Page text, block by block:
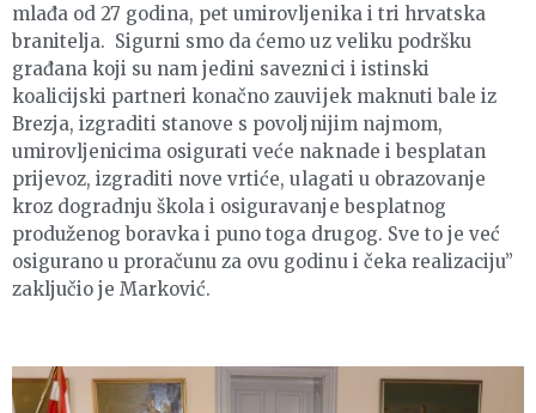
mlađa od 27 godina, pet umirovljenika i tri hrvatska
branitelja. Sigurni smo da ćemo uz veliku podršku
građana koji su nam jedini saveznici i istinski
koalicijski partneri konačno zauvijek maknuti bale iz
Brezja, izgraditi stanove s povoljnijim najmom,
umirovljenicima osigurati veće naknade i besplatan
prijevoz, izgraditi nove vrtiće, ulagati u obrazovanje
kroz dogradnju škola i osiguravanje besplatnog
produženog boravka i puno toga drugog. Sve to je već
osigurano u proračunu za ovu godinu i čeka realizaciju”
zaključio je Marković.